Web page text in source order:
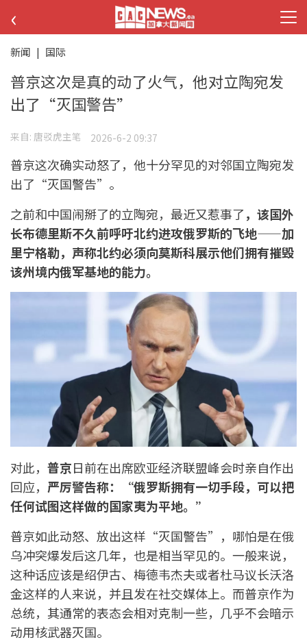
‹
新闻 | 国际
普京这次是真的动了火气，他对立陶宛发
出了“灭国警告”
来自: 唐驳虎主笔 2026-6-2 09:37
普京这次确实动怒了，他十分罕见的对邻国立陶宛发
出了“灭国警告”。
之前和中国闹掰了的立陶宛，最近又惹事了，该国外
长布德里斯不久前呼吁北约进攻俄罗斯的飞地——加
里宁格勒，声称北约必须向莫斯科展示他们拥有摧毁
该州境内俄军基地的能力。
对此， 普京日前在出席欧亚经济联盟峰会时亲自作出
回应， 严厉警告称：“俄罗斯拥有一切手段，可以把
任何试图这样做的国家夷为平地。”
普京如此动怒、放出这样“灭国警告”，哪怕是在俄
乌冲突爆发后这几年，也是相当罕见的。一般来说，
这种话应该是绍伊古、梅德韦杰夫或者杜马议长沃洛
金这样的人来说，并且发在社交媒体上。而普京作为
总统，其通常的表态会相对克制一些，几乎不会暗示
动用核武器灭国。